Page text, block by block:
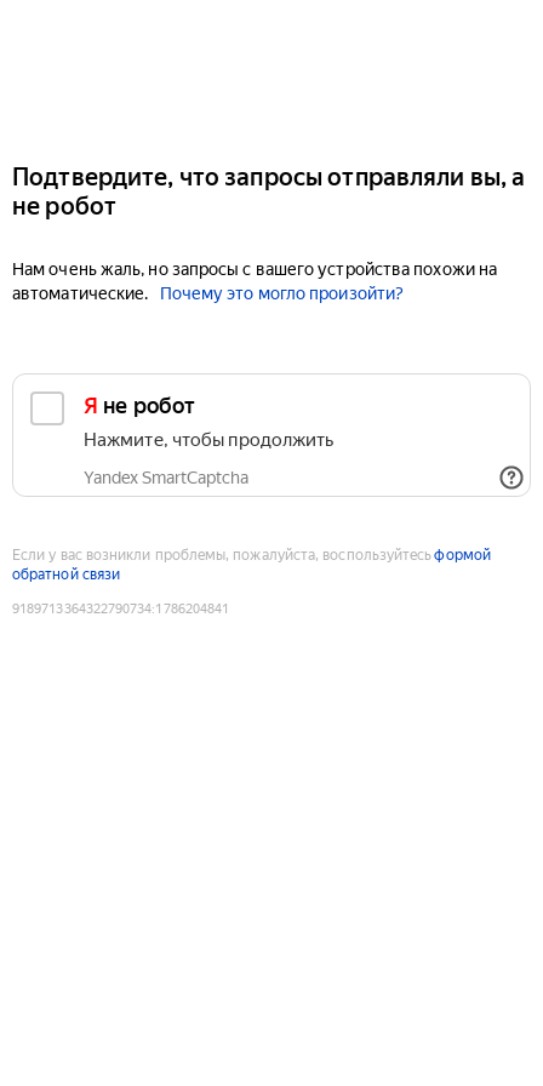
Подтвердите, что запросы отправляли вы, а
не робот
Нам очень жаль, но запросы с вашего устройства похожи на
автоматические.
Почему это могло произойти?
Я не робот
Нажмите, чтобы продолжить
Yandex SmartCaptcha
Если у вас возникли проблемы, пожалуйста, воспользуйтесьформой
обратной связи
9189713364322790734:1786204841